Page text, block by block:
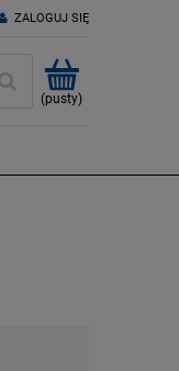
ZALOGUJ SIĘ
(pusty)